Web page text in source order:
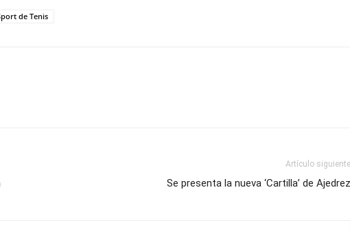
de Tenis
Artículo siguiente
Se presenta la nueva ‘Cartilla’ de Ajedrez